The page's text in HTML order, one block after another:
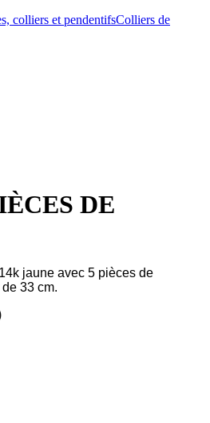
colliers et pendentifsColliers de
DE
jaune avec 5 pièces de
33 cm.